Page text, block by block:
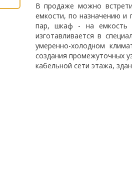
В продаже можно
емкости, по назначению и
пар, шкаф - на емкость
изготавливается в
умеренно-холодном
создания промежуточных
кабельной сети этажа,